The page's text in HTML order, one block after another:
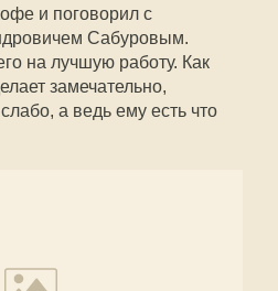
и поговорил с
Сабуровым.
на лучшую работу. Как
замечательно,
а ведь ему есть что